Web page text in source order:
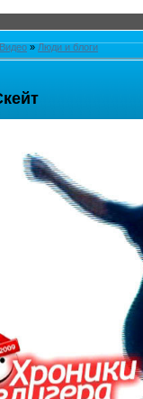
Видео » Люди и блоги